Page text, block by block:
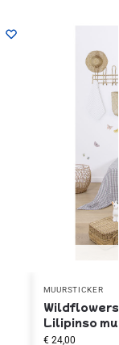
MUURSTICKER
Lilipinso
€24,00